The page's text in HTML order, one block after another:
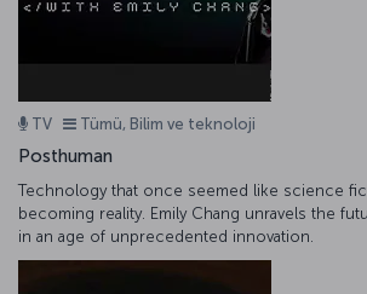
TV Tümü, Bilim ve teknoloji
Posthuman
Technology that once seemed like science
becoming reality. Emily Chang unravels the
in an age of unprecedented innovation.